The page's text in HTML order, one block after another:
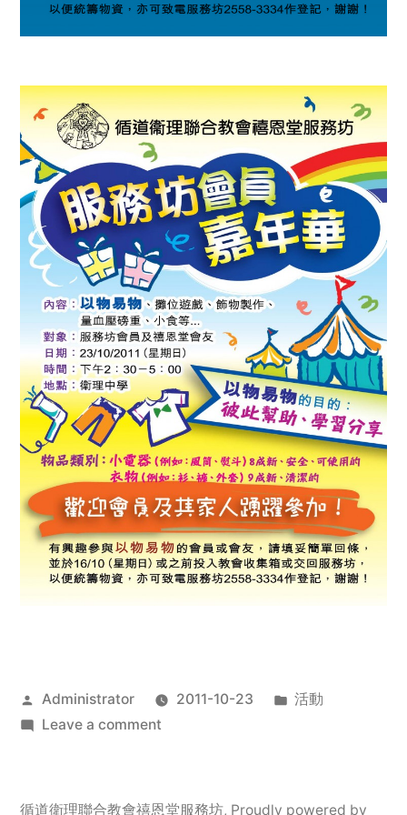
Posted
by
Administrator 2011-10-23
Posted
活動
Leave a commenton
服
循道衛理聯合教會禧恩堂服務坊, Proudly powered by